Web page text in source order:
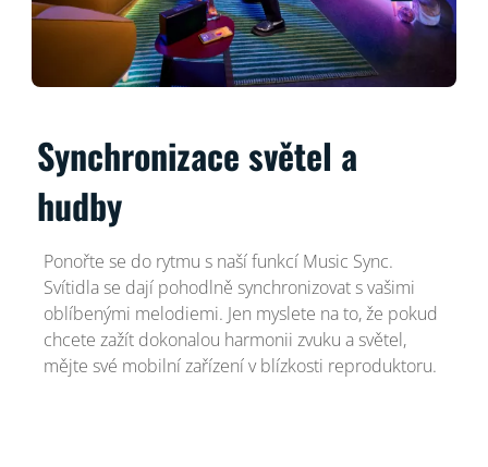
Synchronizace světel a
hudby
Ponořte se do rytmu s naší funkcí Music Sync.
Svítidla se dají pohodlně synchronizovat s vašimi
oblíbenými melodiemi. Jen myslete na to, že pokud
chcete zažít dokonalou harmonii zvuku a světel,
mějte své mobilní zařízení v blízkosti reproduktoru.